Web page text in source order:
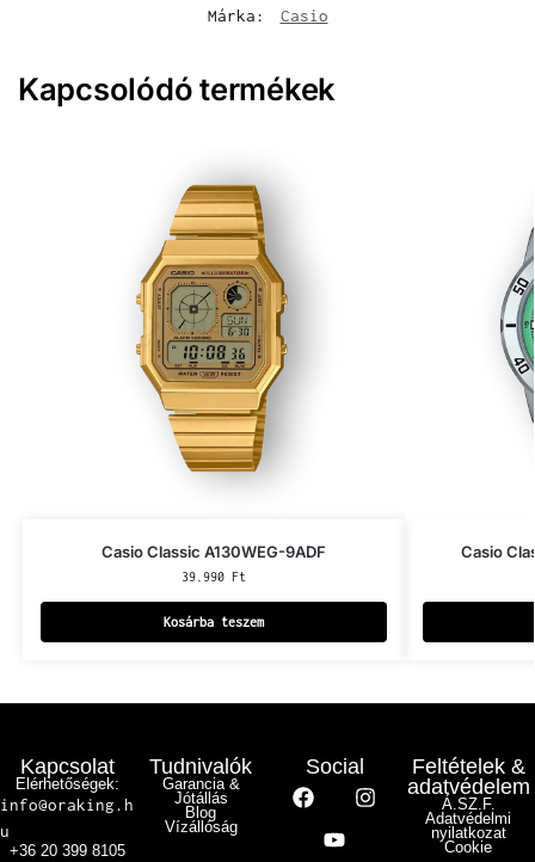
Márka:
Casio
Kapcsolódó termékek
Casio Classic A130WEG-9ADF
39.990 Ft
Kosárba teszem
Casio
Kapcsolat
Elérhetőségek:
info@oraking.h
u
+36 20 399 8105
Tudnivalók
Garancia &
Jótállás
Blog
Vízállóság
Social
Feltételek &
adatvédelem
Á.SZ.F.
Adatvédelmi
nyilatkozat
Cookie